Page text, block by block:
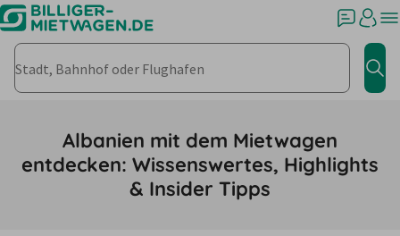
Stadt, Bahnhof oder Flughafen
Albanien mit dem Mietwagen
entdecken: Wissenswertes, Highlights
& Insider Tipps